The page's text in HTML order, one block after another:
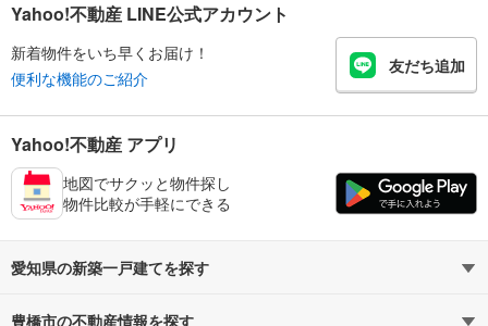
Yahoo!不動産 LINE公式アカウント
新着物件をいち早くお届け！
便利な機能のご紹介
友だち追加
Yahoo!不動産 アプリ
地図でサクッと物件探し
物件比較が手軽にできる
愛知県の新築一戸建てを探す
豊橋市の不動産情報を探す